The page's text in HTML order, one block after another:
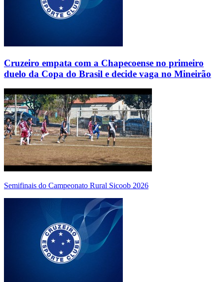
Cruzeiro empata com a Chapecoense no primeiro
duelo da Copa do Brasil e decide vaga no Mineirão
Semifinais do Campeonato Rural Sicoob 2026